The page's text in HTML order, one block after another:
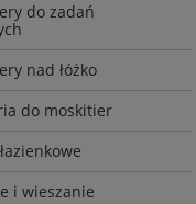
do zadań
nad łóżko
do moskitier
i wieszanie